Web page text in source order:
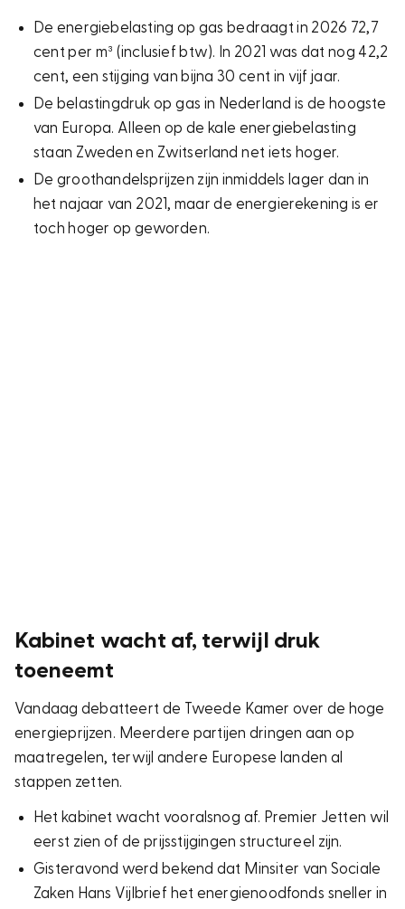
De energiebelasting op gas bedraagt in 2026 72,7
cent per m³ (inclusief btw). In 2021 was dat nog 42,2
cent, een stijging van bijna 30 cent in vijf jaar.
De belastingdruk op gas in Nederland is de hoogste
van Europa. Alleen op de kale energiebelasting
staan Zweden en Zwitserland net iets hoger.
De groothandelsprijzen zijn inmiddels lager dan in
het najaar van 2021, maar de energierekening is er
toch hoger op geworden.
Kabinet wacht af, terwijl druk
toeneemt
Vandaag debatteert de Tweede Kamer over de hoge
energieprijzen. Meerdere partijen dringen aan op
maatregelen, terwijl andere Europese landen al
stappen zetten.
Het kabinet wacht vooralsnog af. Premier Jetten wil
eerst zien of de prijsstijgingen structureel zijn.
Gisteravond werd bekend dat Minsiter van Sociale
Zaken Hans Vijlbrief het energienoodfonds sneller in